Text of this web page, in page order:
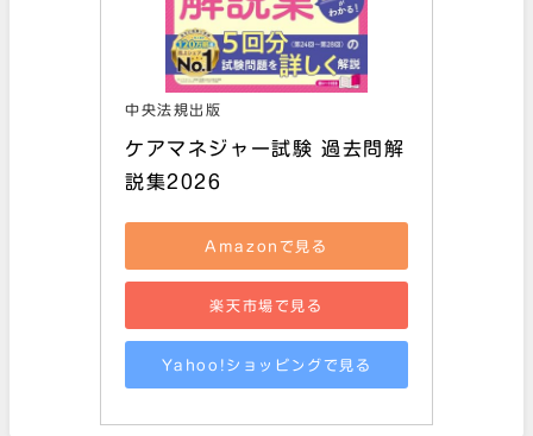
中央法規出版
ケアマネジャー試験 過去問解
説集2026
Amazonで見る
楽天市場で見る
Yahoo!ショッピングで見る